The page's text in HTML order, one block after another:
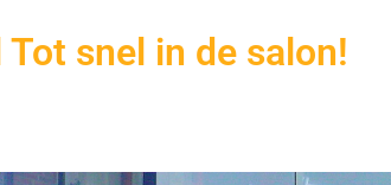
snel in de salon!